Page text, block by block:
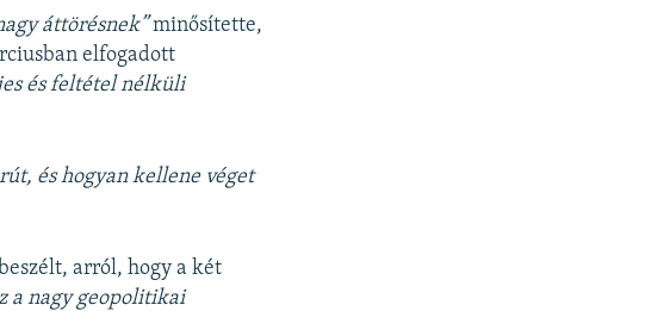
áttörésnek”minősítette,
elfogadott
és feltétel nélküli
és hogyan kellene véget
arról, hogy a két
a nagy geopolitikai